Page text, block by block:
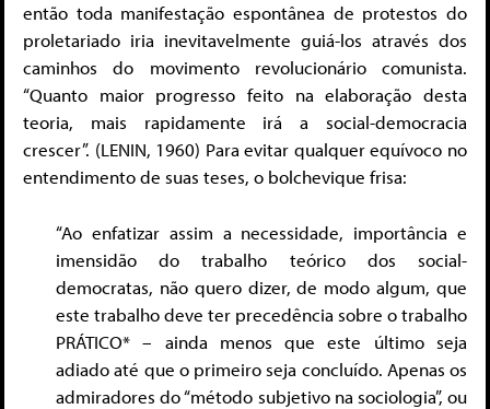
então toda manifestação espontânea de protestos do
proletariado iria inevitavelmente guiá-los através dos
caminhos do movimento revolucionário comunista.
“Quanto maior progresso feito na elaboração desta
teoria, mais rapidamente irá a social-democracia
crescer”. (LENIN, 1960) Para evitar qualquer equívoco no
entendimento de suas teses, o bolchevique frisa:
“Ao enfatizar assim a necessidade, importância e
imensidão do trabalho teórico dos social-
democratas, não quero dizer, de modo algum, que
este trabalho deve ter precedência sobre o trabalho
PRÁTICO* – ainda menos que este último seja
adiado até que o primeiro seja concluído. Apenas os
admiradores do “método subjetivo na sociologia”, ou